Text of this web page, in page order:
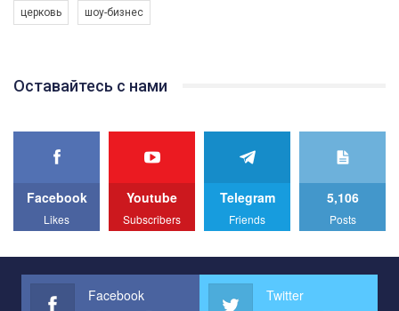
Якщо ти хочеш підтримати нас - просто натисни "лайк" під
best video, representing programme for the development of
We appeal to your support and ask to help us implement our plan
All you have to do is to press "Like" below the video.
Эмоционально сильный ролик от команды "Гей-альянс
представляющий программу развития организации.
церковь шоу-бизнес
Оставайтесь с нами
Facebook
Likes
Youtube
Subscribers
Telegram
Friends
5,106
Posts
Facebook Twitter